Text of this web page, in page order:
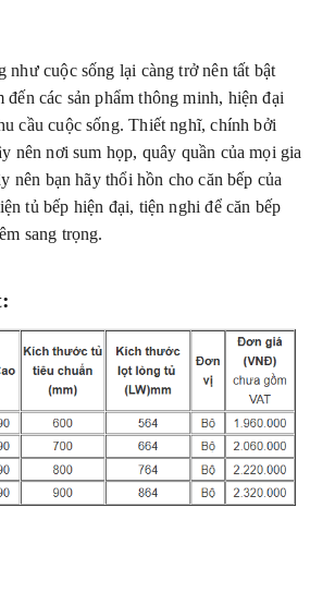
như cuộc sống lại càng trở nên tất bật
các sản phẩm thông minh, hiện đại
cầu cuộc sống. Thiết nghĩ, chính bởi
nên nơi sum họp, quây quần của mọi gia
nên bạn hãy thổi hồn cho căn bếp của
tủ bếp hiện đại, tiện nghi để căn bếp
sang trọng.